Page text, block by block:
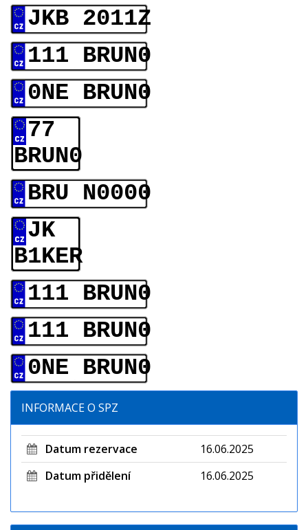
JKB 2011Z
111 BRUN0
0NE BRUN0
77
BRUN0
BRU N0000
JK
B1KER
111 BRUN0
111 BRUN0
0NE BRUN0
INFORMACE O SPZ
Datum rezervace
16.06.2025
Datum přidělení
16.06.2025